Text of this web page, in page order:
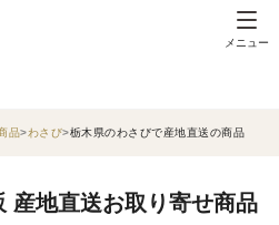
メニュー
品 わさび 栃木県のわさびで産地直送の商品
産地直送お取り寄せ商品